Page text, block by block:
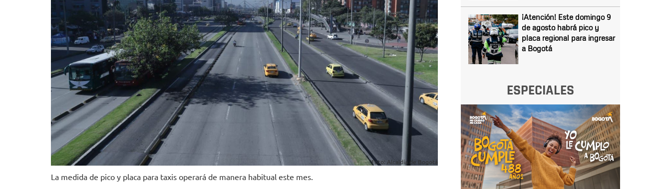
Foto: Alcaldía de Bogotá
La medida de pico y placa para taxis operará de manera habitual este mes.
¡Atención! Este domingo 9
de agosto habrá pico y
placa regional para ingresar
a Bogotá
ESPECIALES